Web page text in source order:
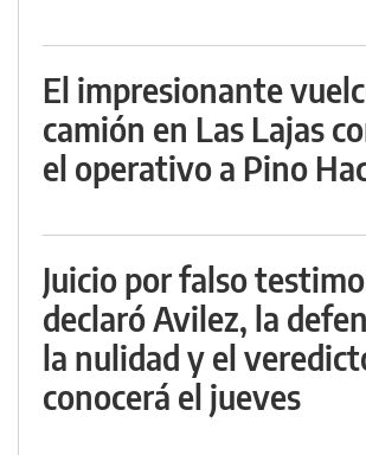
El impresionante
camión en Las Lajas
el operativo a Pino
Juicio por falso
declaró Avilez, la
la nulidad y el
conocerá el jueves